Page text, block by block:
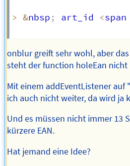
> &nbsp ; art_id <
onblur greift sehr wohl, aber
steht der function holeEan nicht
Mit einem addEventListener
ich auch nicht weiter, da wird ja
Und es müssen nicht immer 13
kürzere EAN.
Hat jemand eine Idee?